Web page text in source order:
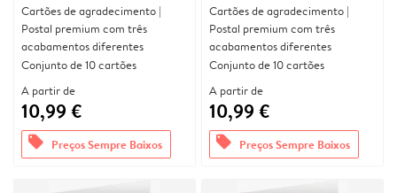
Cartões de agradecimento |
Postal premium com três
acabamentos diferentes
Conjunto de 10 cartões
A partir de
10,99 €
offers Preços Sempre Baixos
Cartões de agradecimento |
Postal premium com três
acabamentos diferentes
Conjunto de 10 cartões
A partir de
10,99 €
offers Preços Sempre Baixos